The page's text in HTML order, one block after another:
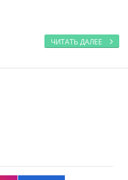
ЧИТАТЬ ДАЛЕЕ